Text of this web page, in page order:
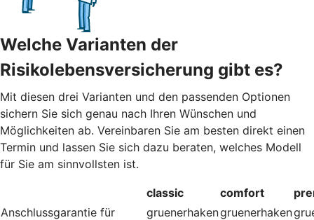
Welche Varianten der
Risikolebensversicherung gibt es?
Mit diesen drei Varianten und den passenden Optionen
sichern Sie sich genau nach Ihren Wünschen und
Möglichkeiten ab. Vereinbaren Sie am besten direkt einen
Termin und lassen Sie sich dazu beraten, welches Modell
für Sie am sinnvollsten ist.
classic comfort
Anschlussgarantie für
gruenerhakengruenerhaken